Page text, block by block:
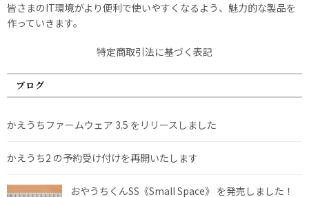
皆さまのIT環境がより便利で使いやすくなるよう、魅力的な製品を
作っていきます。
特定商取引法に基づく表記
ブログ
かえうちファームウェア 3.5 をリリースしました
かえうち2 の予約受け付けを再開いたします
おやうちくんSS《Small Space》 を発売しました！